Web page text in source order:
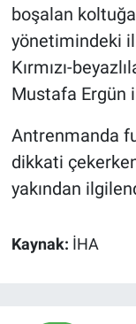
boşalan
yönetimindeki
Kırmızı-
Mustafa Ergün
Antrenmanda
dikkati
yakından
Kaynak: İHA